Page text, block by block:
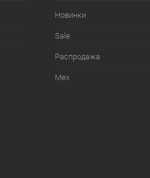
Новинки
Sale
Распродажа
Мех